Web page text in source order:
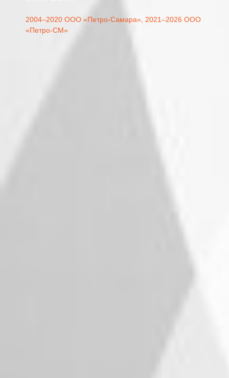
2004–2020 ООО «Петро-Самара», 2021–2026 ООО
«Петро-СМ»